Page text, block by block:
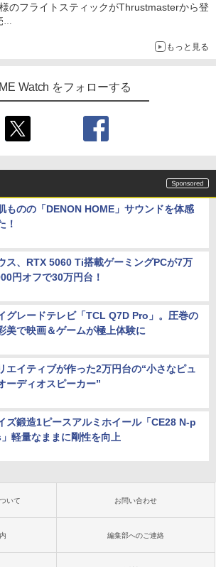
様のフライトスティックがThrustmasterから登
もっと見る
Watch をフォローする
ものの「DENON HOME」サウンドを体感
！
ス、RTX 5060 Ti搭載ゲーミングPCが7万
円オフで30万円台！
グレードテレビ「TCL Q7D Pro」。圧巻の
美で映画＆ゲームが極上体験に
エイティブが作った2万円台の“小さなピュ
ーディオスピーカー”
ズ鍛造1ピースアルミホイール「CE28 N-p
軽量なままに剛性を向上
いて お問い合わせ
編集部へのご連絡